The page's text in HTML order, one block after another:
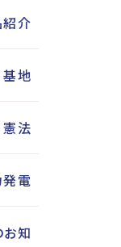
介
基地
憲法
発電
知